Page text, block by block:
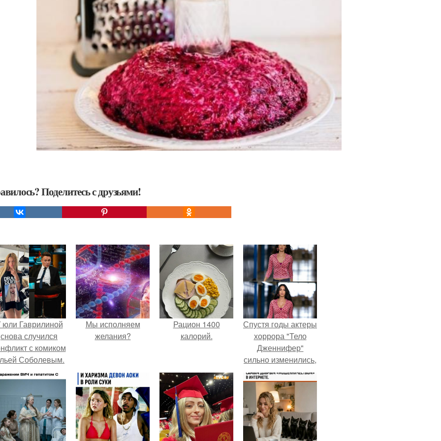
Поделитесь с друзьями!
юли Гаврилиной
снова случился
с комиком
Соболевым.
Мы исполняем
желания?
Рацион 1400
калорий.
Спустя годы актеры
хоррора "Тело
Дженнифер"
сильно изменились,
пройдя путь от
подростковых
кумиров до
мировых звезд.